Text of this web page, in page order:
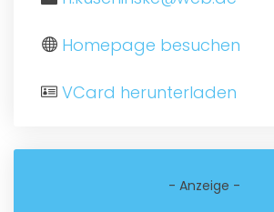
Homepage besuchen
VCard herunterladen
- Anzeige -